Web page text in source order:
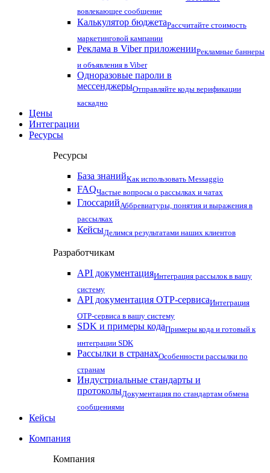
вовлекающее сообщение
Калькулятор бюджетаРассчитайте стоимость
маркетинговой кампании
Реклама в Viber приложенииРекламные баннеры
и объявления в Viber
Одноразовые пароли в
мессенджерыОтправляйте коды верификации
каскадно
Цены
Интеграции
Ресурсы
Ресурсы
База знанийКак использовать Messaggio
FAQЧастые вопросы о рассылках и чатах
ГлоссарийАббревиатуры, понятия и выражения в
рассылках
КейсыДелимся результатами наших клиентов
Разработчикам
API документацияИнтеграция рассылок в вашу
систему
API документация OTP-сервисаИнтеграция
OTP-сервиса в вашу систему
SDK и примеры кодаПримеры кода и готовый к
интеграции SDK
Рассылки в странахОсобенности рассылки по
странам
Индустриальные стандарты и
протоколыДокументация по стандартам обмена
сообщениями
Кейсы
Компания
Компания